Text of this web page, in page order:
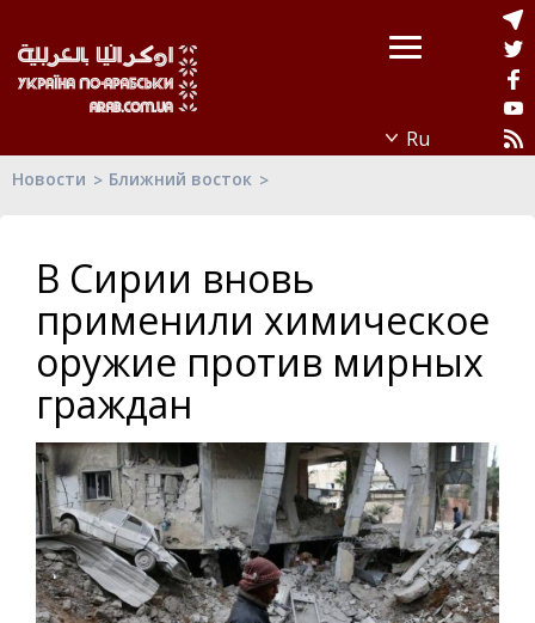
Новости Ближний восток
В Сирии вновь
применили химическое
оружие против мирных
граждан